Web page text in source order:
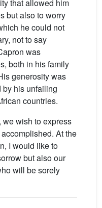
that allowed him
but also to worry
he could not
not to say
was
both in his family
generosity was
by his unfailing
countries.
we wish to express
At the
I would like to
but also our
will be sorely